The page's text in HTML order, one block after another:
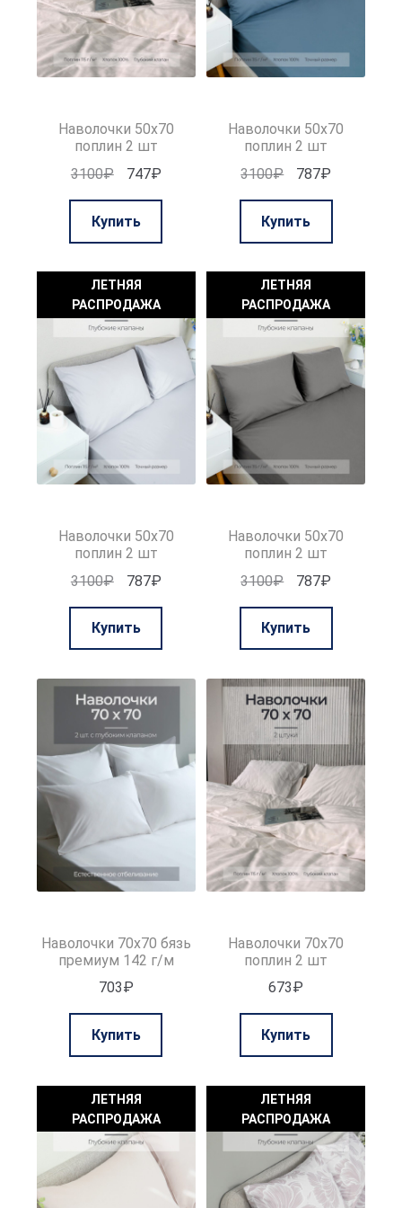
Наволочки 50х70
поплин 2 шт
3100₽
Первоначальная
составляла
3100₽.
747₽Текущая
Купить
Наволочки 50х70
поплин 2 шт
3100₽
Первоначальная
составляла
3100₽.
787₽
Купить
ЛЕТНЯЯ
РАСПРОДАЖА
Наволочки 50х70
поплин 2 шт
3100₽
Первоначальная
составляла
3100₽.
787₽Текущая
Купить
ЛЕТНЯЯ
РАСПРОДАЖА
Наволочки 50х70
поплин 2 шт
3100₽
Первоначальная
составляла
3100₽.
787₽
Купить
Наволочки 70х70 бязь
премиум 142 г/м
703₽
Купить
Наволочки 70х70
поплин 2 шт
673₽
Купить
ЛЕТНЯЯ
РАСПРОДАЖА
ЛЕТНЯЯ
РАСПРОДАЖА